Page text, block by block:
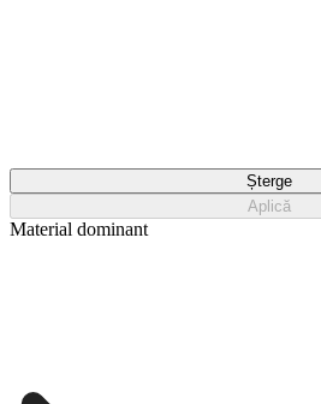
Șterge
Aplică
Material dominant